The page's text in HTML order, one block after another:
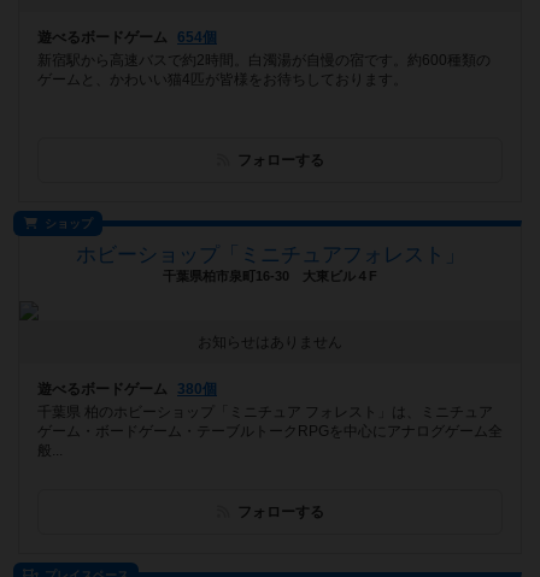
遊べるボードゲーム
654個
新宿駅から高速バスで約2時間。白濁湯が自慢の宿です。約600種類の
ゲームと、かわいい猫4匹が皆様をお待ちしております。
フォローする
ショップ
ホビーショップ「ミニチュアフォレスト」
千葉県柏市泉町16-30 大東ビル４F
お知らせはありません
遊べるボードゲーム
380個
千葉県 柏のホビーショップ「ミニチュア フォレスト」は、ミニチュア
ゲーム・ボードゲーム・テーブルトークRPGを中心にアナログゲーム全
般...
フォローする